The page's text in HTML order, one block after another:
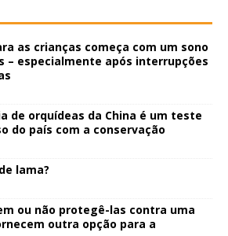
as crianças começa com um sono
– especialmente após interrupções
de orquídeas da China é um teste
do país com a conservação
lama?
ou não protegê-las contra uma
outra opção para a